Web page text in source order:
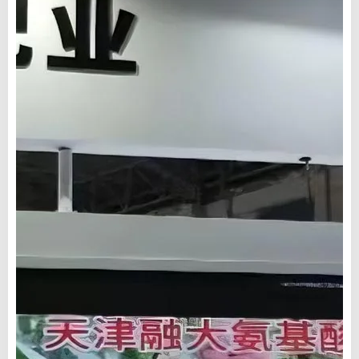
automatik
sepenuhnya peralatan;
dan melabur lebih 6
juta yuan untuk
mengubah penyusuan
manual menjadi
sepenuhnya
pemeteran dan
menaik taraf "satu
kepada "dua
pengeringan dan dua
susulan dengan petani
secara aktif
menghubungi
peniaga bijirin untuk
membantu petani.